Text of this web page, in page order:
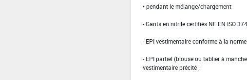
• pendant le mélange/chargement
- Gants en nitrile certifiés NF EN ISO
- EPI vestimentaire conforme à la
- EPI partiel (blouse ou tablier à
vestimentaire précité ;